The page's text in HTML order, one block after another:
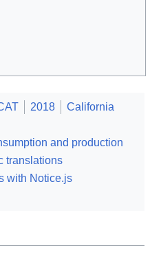
2018
California
and production
translations
with Notice.js